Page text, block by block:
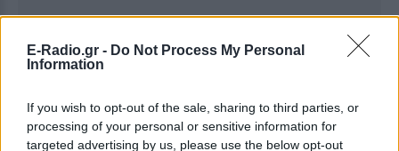
E-Radio.gr - Do Not Process My Personal
Information
If you wish to opt-out of the sale, sharing to third parties, or
processing of your personal or sensitive information for
targeted advertising by us, please use the below opt-out
Ακολουθήστε το E-Radio.gr στοGoogle News